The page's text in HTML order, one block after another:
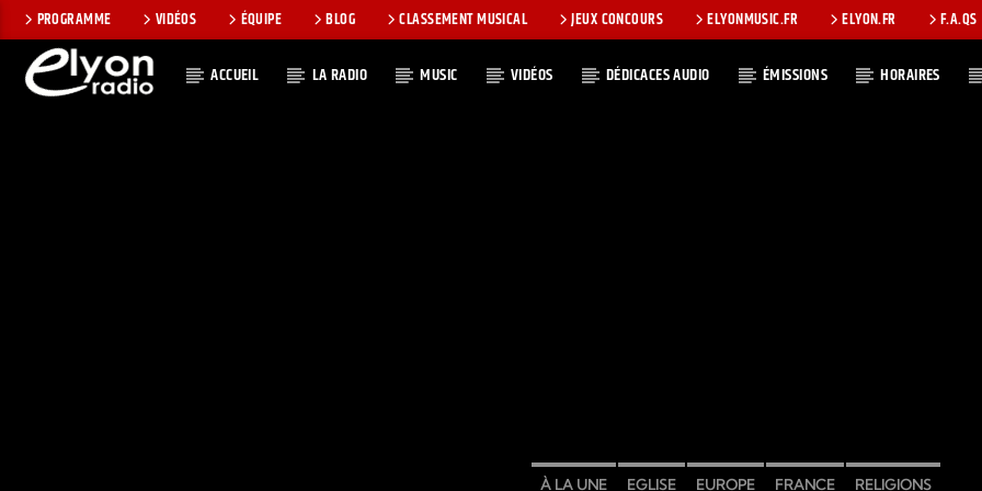
PROGRAMME VIDÉOS ÉQUIPE BLOG CLASSEMENT MUSICAL JEUX CONCOURS ELYONMUSIC.FR ELYON.FR F.A.QS
ACCUEIL LA RADIO MUSIC VIDÉOS DÉDICACES AUDIO ÉMISSIONS HORAIRES
À LA UNE EGLISE EUROPE FRANCE RELIGIONS